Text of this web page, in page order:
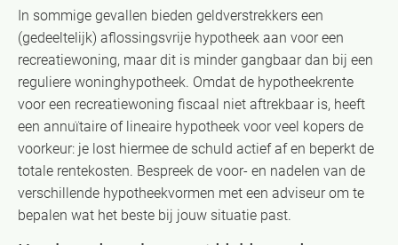
In sommige gevallen bieden geldverstrekkers een
(gedeeltelijk) aflossingsvrije hypotheek aan voor een
recreatiewoning, maar dit is minder gangbaar dan bij een
reguliere woninghypotheek. Omdat de hypotheekrente
voor een recreatiewoning fiscaal niet aftrekbaar is, heeft
een annuïtaire of lineaire hypotheek voor veel kopers de
voorkeur: je lost hiermee de schuld actief af en beperkt de
totale rentekosten. Bespreek de voor- en nadelen van de
verschillende hypotheekvormen met een adviseur om te
bepalen wat het beste bij jouw situatie past.